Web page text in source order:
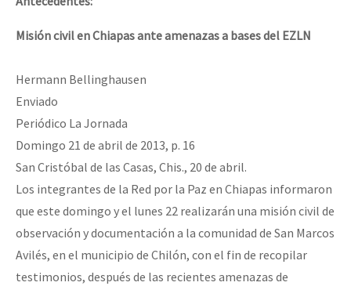
Misión civil en Chiapas ante amenazas a bases del EZLN
Hermann Bellinghausen
Enviado
Periódico La Jornada
Domingo 21 de abril de 2013, p. 16
San Cristóbal de las Casas, Chis., 20 de abril.
Los integrantes de la Red por la Paz en Chiapas informaron
que este domingo y el lunes 22 realizarán una misión civil de
observación y documentación a la comunidad de San Marcos
Avilés, en el municipio de Chilón, con el fin de recopilar
testimonios, después de las recientes amenazas de